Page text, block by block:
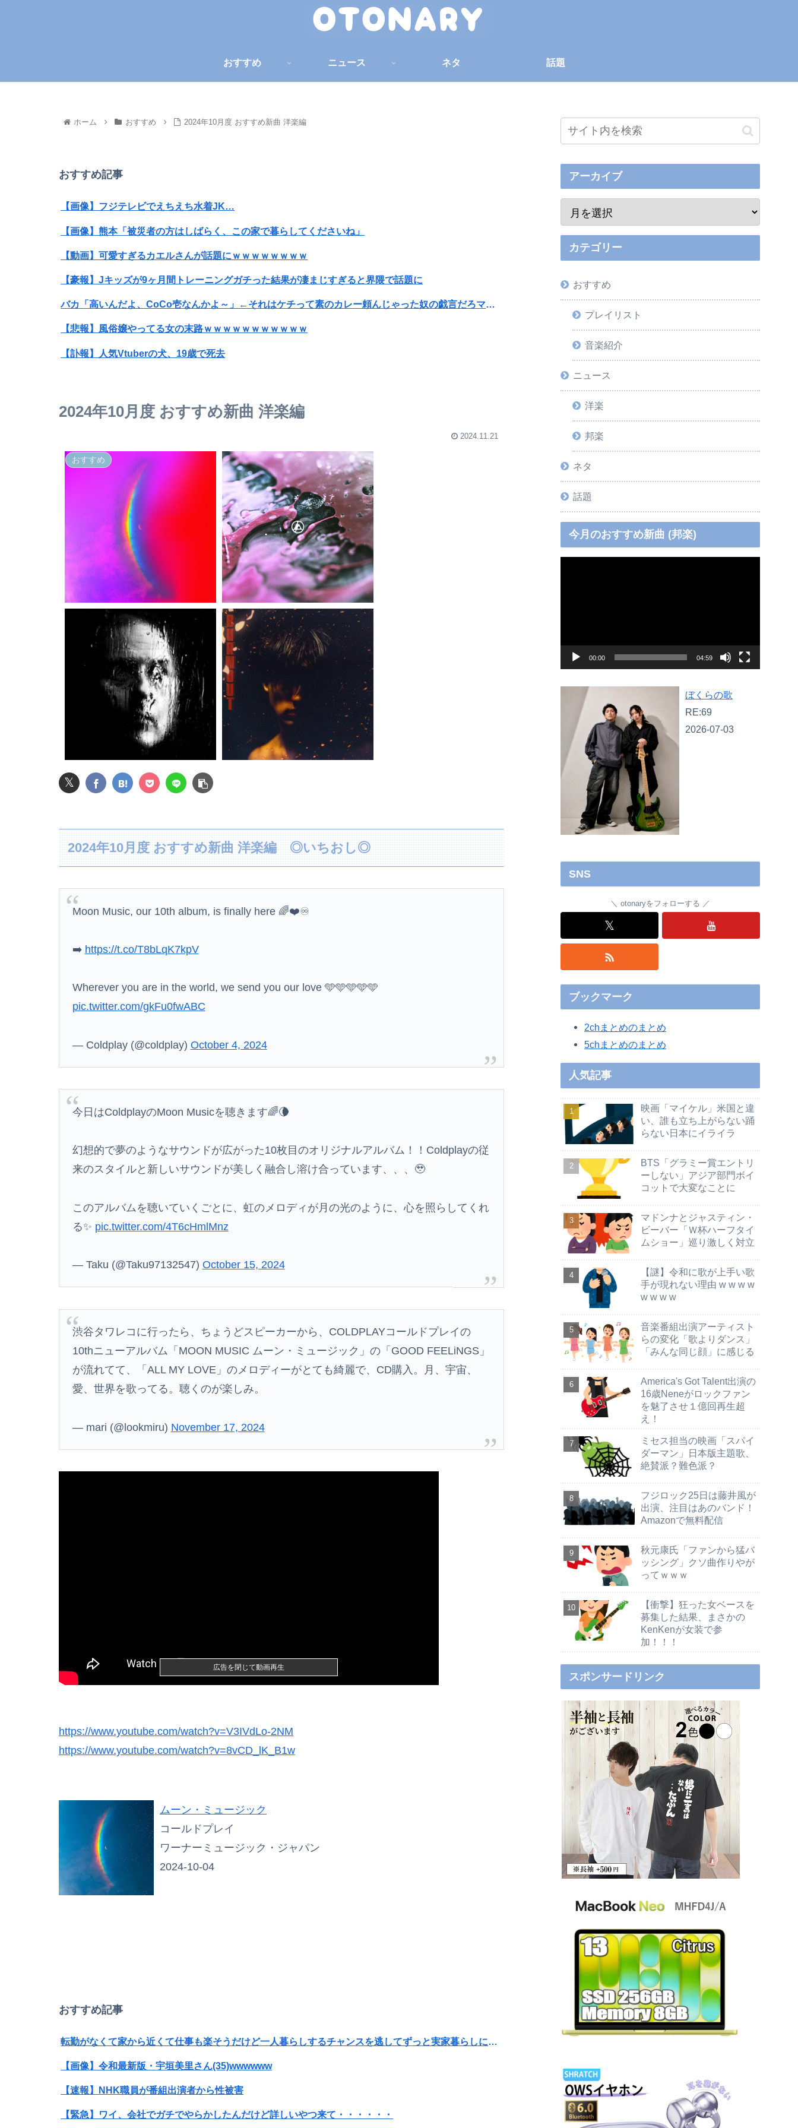
おすすめ ニュース ネタ 話題
ホーム おすすめ 2024年10月度 おすすめ新曲 洋楽編
おすすめ記事
【画像】フジテレビでえちえち水着JK…
【画像】熊本「被災者の方はしばらく、この家で暮らしてくださいね」
【動画】可愛すぎるカエルさんが話題にｗｗｗｗｗｗｗｗ
【豪報】Jキッズが9ヶ月間トレーニングガチった結果が凄まじすぎると界隈で話題に
バカ「高いんだよ、CoCo壱なんかよ～」←それはケチって素のカレー頼んじゃった奴の戯言だろマヌケがｗｗ
【悲報】風俗嬢やってる女の末路ｗｗｗｗｗｗｗｗｗｗｗ
【訃報】人気Vtuberの犬、19歳で死去
【画像】大阪の高校「制服を”これ”に変えたら志願者がめちゃくちゃ増えた」
【画像】チー牛が必ず1回はヌいてるプリキュアのキャラがこちらwww
【画像あり】宇多田ヒカル「ドラゴンボール読んでたら疑問に思うところがあったんだけど」⇒ｗｗ
【画像】オーストラリアの女優さん、妊娠してお腹が膨らんでる状態で雑誌撮影の仕事をしてしまうw
20代男性「ジモティーで車を買ったらリース車だった」53歳無職が逮捕
【画像】令和最新版・宇垣美里さん(35)wwwwww
【速報】NHK職員が番組出演者から性被害
【緊急】ワイ、会社でガチでやらかしたんだけど詳しいやつ来て・・・・・・
ホロライブのソシャゲ、エ▨チな広告がずっと流れてくる
【画像】AKBのセンター、レベチな事が世間にバレ始めるｗｗｗｗｗｗｗ
女子小学生｢先生、好き｣ 教師｢くっ…(葛藤｣→我慢できずハメ撮りカーセックスして教員免許剥奪
【動画】ロシア人陸上選手のレオタード型ユニフォーム、ドスケベすぎるｗｗｗwｗｗｗｗｗｗｗｗ❤
【悲報】有識者「ネトウヨが負けを認めたくなくてBYDの営業妨害をしているのかもしれない」
【速報】8月4日時点 AKB48新曲「好きish」OS盤 メンバー個別完売表キタ━━━(ﾟ∀ﾟ)━━━━!! 【次作…布袋百椛、成田香姫奈、森川...
【悲報】菊地亜美「夫は日本で仕事、私と子供はマレーシア、夫は毎月会いに来る」←これどう思う？
日本人の生活、たった10年で激変してしまったことが発覚・・・
海外「全部日本の真似だったのか…」 日本の普通のテレビ番組が最新SNSの数十年先を行っていたと話題に
【復活】「日本製メモリ」に世界中から注文殺到 米マイクロンが１兆５０００億円を表明
Powered by livedoor 相互RSS
2024年10月度 おすすめ新曲 洋楽編
2024.11.21
おすすめ
𝕏
2024年10月度 おすすめ新曲 洋楽編 ◎いちおし◎
Moon Music, our 10th album, is finally here 🌈❤️♾️
➡️ https://t.co/T8bLqK7kpV
Wherever you are in the world, we send you our love 🩵🩵🩵🩵🩵
pic.twitter.com/gkFu0fwABC
— Coldplay (@coldplay) October 4, 2024
今日はColdplayのMoon Musicを聴きます🌈🌘
幻想的で夢のようなサウンドが広がった10枚目のオリジナルアルバム！！Coldplayの従
来のスタイルと新しいサウンドが美しく融合し溶け合っています、、、🥹
このアルバムを聴いていくごとに、虹のメロディが月の光のように、心を照らしてくれ
る✨ pic.twitter.com/4T6cHmlMnz
— Taku (@Taku97132547) October 15, 2024
渋谷タワレコに行ったら、ちょうどスピーカーから、COLDPLAYコールドプレイの
10thニューアルバム「MOON MUSIC ムーン・ミュージック」の「GOOD FEELiNGS」
が流れてて、「ALL MY LOVE」のメロディーがとても綺麗で、CD購入。月、宇宙、
愛、世界を歌ってる。聴くのが楽しみ。
— mari (@lookmiru) November 17, 2024
https://www.youtube.com/watch?v=V3IVdLo-2NM
https://www.youtube.com/watch?v=8vCD_lK_B1w
ムーン・ミュージック
コールドプレイ
ワーナーミュージック・ジャパン
2024-10-04
おすすめ記事
転勤がなくて家から近くて仕事も楽そうだけど一人暮らしするチャンスを逃してずっと実家暮らしになりそう
【画像】令和最新版・宇垣美里さん(35)wwwwww
【速報】NHK職員が番組出演者から性被害
【緊急】ワイ、会社でガチでやらかしたんだけど詳しいやつ来て・・・・・・
アーカイブ
カテゴリー
おすすめ
プレイリスト
音楽紹介
ニュース
洋楽
邦楽
ネタ
話題
今月のおすすめ新曲 (邦楽)
ー
00:00 04:59
ぼくらの歌
RE:69
2026-07-03
SNS
otonaryをフォローする
𝕏
ブックマーク
2chまとめのまとめ
5chまとめのまとめ
人気記事
映画「マイケル」米国と違
い、誰も立ち上がらない踊
らない日本にイライラ
BTS「グラミー賞エントリ
ーしない」アジア部門ボイ
コットで大変なことに
マドンナとジャスティン・
ビーバー「Ｗ杯ハーフタイ
ムショー」巡り激しく対立
【謎】令和に歌が上手い歌
手が現れない理由 w w w w
w w w w
音楽番組出演アーティスト
らの変化「歌よりダンス」
「みんな同じ顔」に感じる
America's Got Talent出演の
16歳Neneがロックファン
を魅了させ１億回再生超
え！
ミセス担当の映画「スパイ
ダーマン」日本版主題歌、
絶賛派？難色派？
フジロック25日は藤井風が
出演、注目はあのバンド！
Amazonで無料配信
秋元康氏「ファンから猛バ
ッシング」クソ曲作りやが
ってｗｗｗ
【衝撃】狂った女ベースを
募集した結果、まさかの
KenKenが女装で参
加！！！
スポンサードリンク
広告を閉じて動画再生